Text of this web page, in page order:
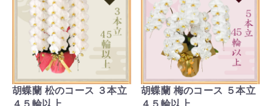
胡蝶蘭 松のコース ３本立
４５輪以上
胡蝶蘭 梅のコース ５本立
４５輪以上